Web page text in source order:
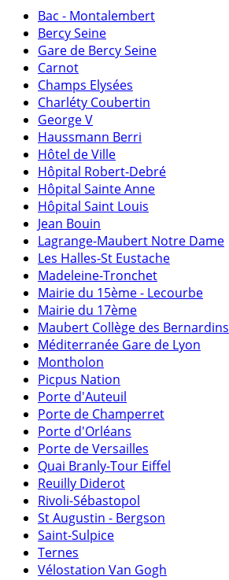
Bac - Montalembert
Bercy Seine
Gare de Bercy Seine
Carnot
Champs Elysées
Charléty Coubertin
George V
Haussmann Berri
Hôtel de Ville
Hôpital Robert-Debré
Hôpital Sainte Anne
Hôpital Saint Louis
Jean Bouin
Lagrange-Maubert Notre Dame
Les Halles-St Eustache
Madeleine-Tronchet
Mairie du 15ème - Lecourbe
Mairie du 17ème
Maubert Collège des Bernardins
Méditerranée Gare de Lyon
Montholon
Picpus Nation
Porte d'Auteuil
Porte de Champerret
Porte d'Orléans
Porte de Versailles
Quai Branly-Tour Eiffel
Reuilly Diderot
Rivoli-Sébastopol
St Augustin - Bergson
Saint-Sulpice
Ternes
Vélostation Van Gogh